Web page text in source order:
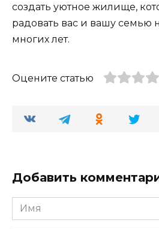
создать уютное жилище,
радовать вас и вашу семью
многих лет.
Оцените статью
Добавить
Имя
*